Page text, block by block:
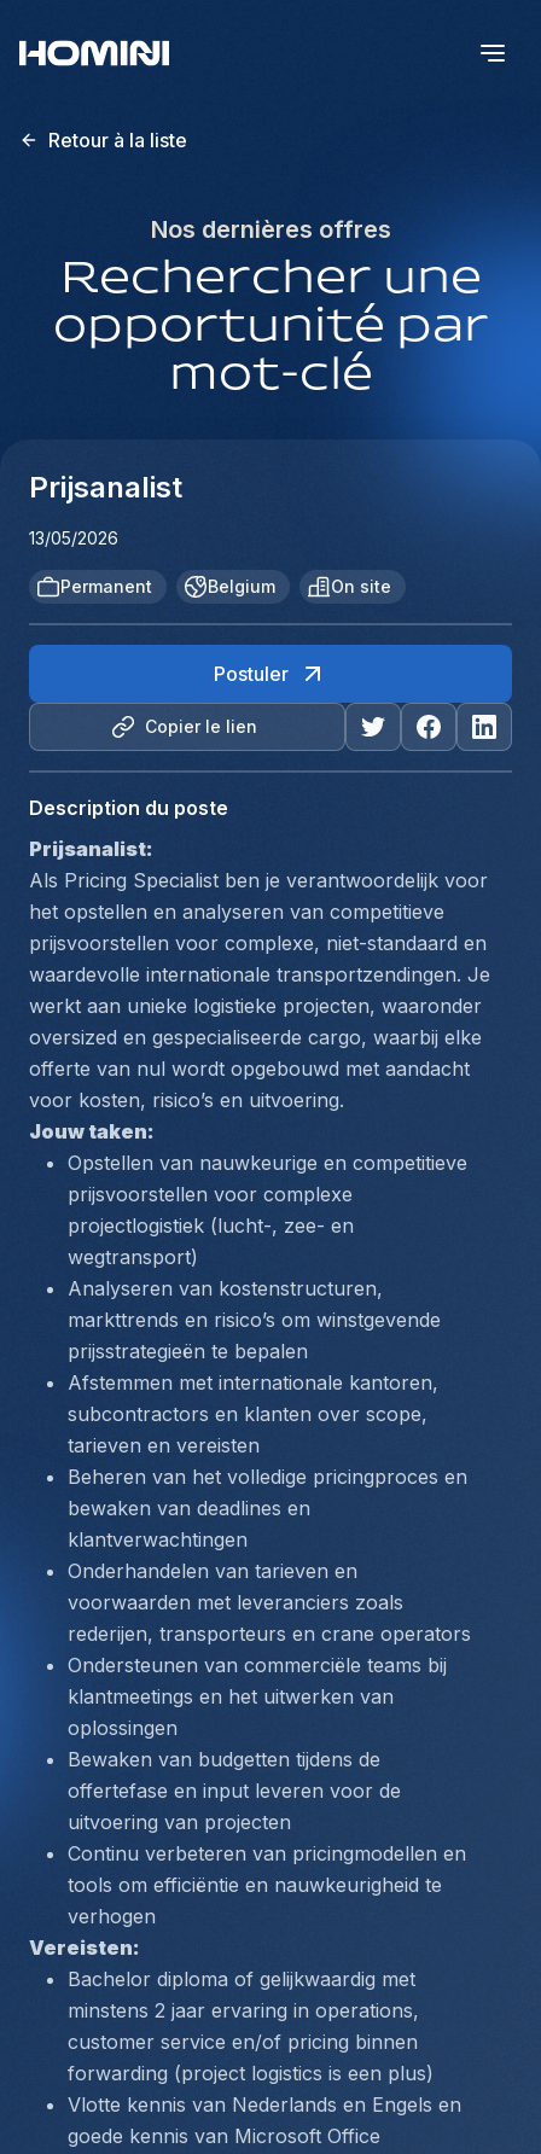
Retour à la liste
Nos dernières offres
Rechercher une
opportunité par
mot-clé
Prijsanalist
13/05/2026
Permanent Belgium On site
Copier le lien
Postuler
Description du poste
Prijsanalist:
Als Pricing Specialist ben je verantwoordelijk voor
het opstellen en analyseren van competitieve
prijsvoorstellen voor complexe, niet-standaard en
waardevolle internationale transportzendingen. Je
werkt aan unieke logistieke projecten, waaronder
oversized en gespecialiseerde cargo, waarbij elke
offerte van nul wordt opgebouwd met aandacht
voor kosten, risico’s en uitvoering.
Jouw taken:
Opstellen van nauwkeurige en competitieve
prijsvoorstellen voor complexe
projectlogistiek (lucht-, zee- en
wegtransport)
Analyseren van kostenstructuren,
markttrends en risico’s om winstgevende
prijsstrategieën te bepalen
Afstemmen met internationale kantoren,
subcontractors en klanten over scope,
tarieven en vereisten
Beheren van het volledige pricingproces en
bewaken van deadlines en
klantverwachtingen
Onderhandelen van tarieven en
voorwaarden met leveranciers zoals
rederijen, transporteurs en crane operators
Ondersteunen van commerciële teams bij
klantmeetings en het uitwerken van
oplossingen
Bewaken van budgetten tijdens de
offertefase en input leveren voor de
uitvoering van projecten
Continu verbeteren van pricingmodellen en
tools om efficiëntie en nauwkeurigheid te
verhogen
Vereisten:
Bachelor diploma of gelijkwaardig met
minstens 2 jaar ervaring in operations,
customer service en/of pricing binnen
forwarding (project logistics is een plus)
Vlotte kennis van Nederlands en Engels en
goede kennis van Microsoft Office